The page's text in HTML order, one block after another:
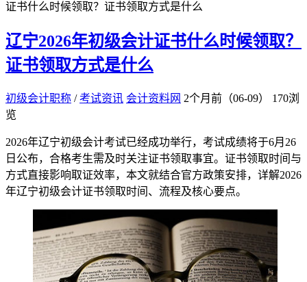
证书什么时候领取？证书领取方式是什么
辽宁2026年初级会计证书什么时候领取？
证书领取方式是什么
初级会计职称 /考试资讯 会计资料网 2个月前（06-09）
170浏
览
​2026年辽宁初级会计考试已经成功举行，考试成绩将于6月26
日公布，合格考生需及时关注证书领取事宜。证书领取时间与
方式直接影响取证效率，本文就结合官方政策安排，详解2026
年辽宁初级会计证书领取时间、流程及核心要点。